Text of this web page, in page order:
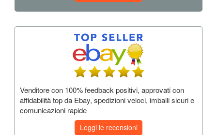
Venditore con 100% feedback positivi, approvati con
affidabilità top da Ebay, spedizioni veloci, imballi sicuri e
comunicazioni rapide
Leggi le recensioni